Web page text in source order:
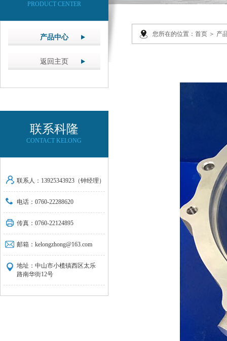
PRODUCT CENTER
产品中心
返回主页
联系科隆
CONTACT KELONG
联系人：13925343923（钟经理）
电话：0760-22288620
传真：0760-22124895
邮箱：kelongzhong@163.com
地址：中山市小榄镇西区太乐
路南华街12号
您所在的位置： 首页 ＞ 产